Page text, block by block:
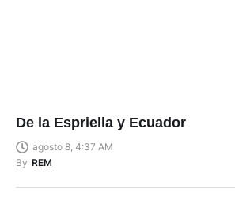
De la Espriella y Ecuador
agosto 8, 4:37 AM
By REM